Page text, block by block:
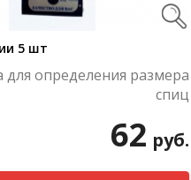
5 шт
для определения размера
спиц
62 руб.